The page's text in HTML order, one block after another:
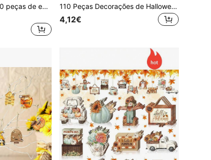
Conjunto de 10/20/30 peças de enfeites de Páscoa para pendurar na árvore, incluindo coelhinhos em formato de ovo, coelhinhos de madeira fofos e enfeites ocos de madeira com cordas, perfeitos para decoração de casa, festas, fazendas, ambientes internos e externos. Apresenta diversos desenhos animados vibrantes, como pintinhos, gnomos, coelhinhos e ovos, além de um design adorável e divertido, ideal para a Páscoa.
110 Peças Decorações de Halloween em Madeira, Decoração de Outono Pintada, 10 Estilos DIY em Branco, Caveira de Madeira, Abóbora, Fantasma, Morcego, Boo, Trick Or Treat, Decorações Ocas de Halloween, Artesanato para Festa, Penduráveis, Perfeito para Outono, Halloween, Festa de Aniversário, Decoração Rústica, Natal, Ação de Graças, Aniversário, Ano Novo e Mais. As Decorações em Madeira São Ótimas Adições para Árvores Ornamentais de Jardim, Janelas ou Lareiras
4,12€